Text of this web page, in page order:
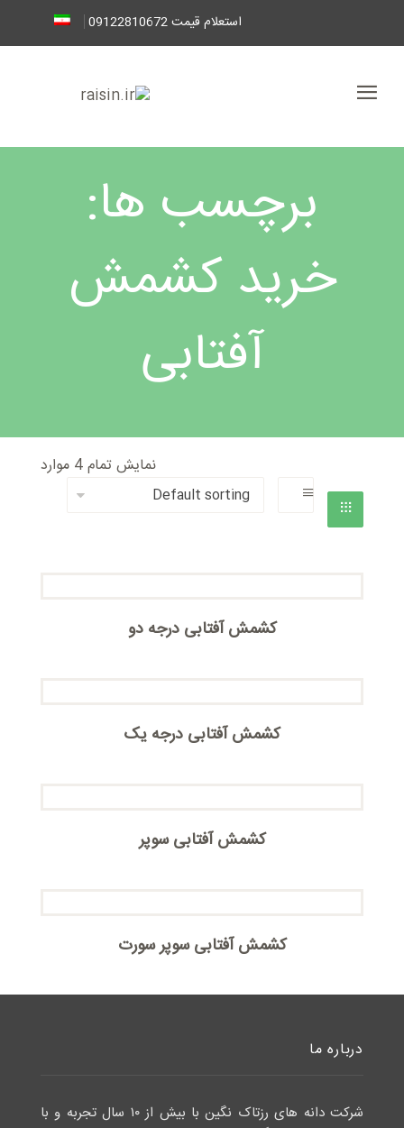
استعلام قیمت 09122810672
برچسب ها:
خرید کشمش
آفتابی
نمایش تمام 4 موارد
کشمش آفتابی درجه دو
کشمش آفتابی درجه یک
کشمش آفتابی سوپر
کشمش آفتابی سوپر سورت
درباره ما
شرکت دانه های رزتاک نگین با بیش از ۱۰ سال تجربه و با